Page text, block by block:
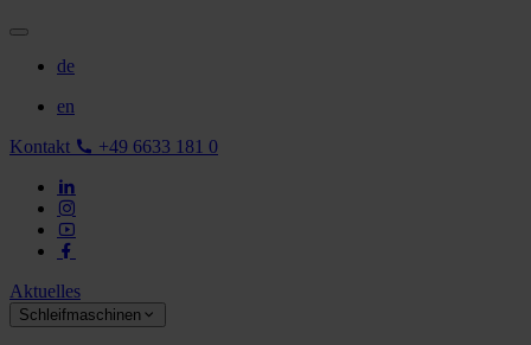
de
en
Kontakt
+49 6633 181 0
Aktuelles
Schleifmaschinen